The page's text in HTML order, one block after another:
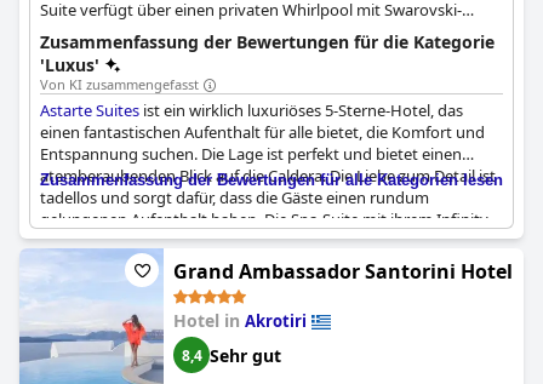
Suite verfügt über einen privaten Whirlpool mit Swarovski-
Kristallen an der Decke. Einige Suiten verfügen auch über
private Infinity-Pools.
Zusammenfassung der Bewertungen für die Kategorie
'Luxus'
Von KI zusammengefasst
Astarte Suites ist ein wirklich luxuriöses 5-Sterne-Hotel, das
einen fantastischen Aufenthalt für alle bietet, die Komfort und
Entspannung suchen. Die Lage ist perfekt und bietet einen
atemberaubenden Blick auf die Caldera. Die Liebe zum Detail ist
tadellos und sorgt dafür, dass die Gäste einen rundum
gelungenen Aufenthalt haben. Die Spa-Suite mit ihrem Infinity-
Pool und der spektakulären Aussicht ist eine der luxuriösesten
Erfahrungen, die man machen kann. Die Servicequalität des
Hotels, das Restaurant und der Whirlpool auf der Terrasse sind
lobenswert und machen es zu einem der besten Hotels, die man
besuchen kann. Insgesamt ist dasAstarte Suites
Paradies in ruhiger Lage, das einen luxuriösen und ruhigen
Aufenthalt garantiert.
Zusammenfassung der Bewertungen für alle Kategorien lesen
Grand Ambassador Santorini Hotel
Hotel in Akrotiri
8,4 Sehr gut